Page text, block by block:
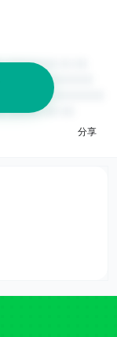
分享